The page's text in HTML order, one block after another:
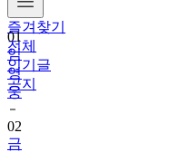
즐겨찾기
전체
인기글
공지
01
임
영
웅
02
금